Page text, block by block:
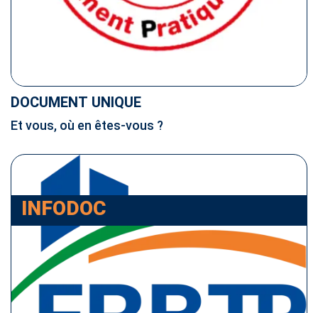
DOCUMENT UNIQUE
Et vous, où en êtes-vous ?
INFODOC